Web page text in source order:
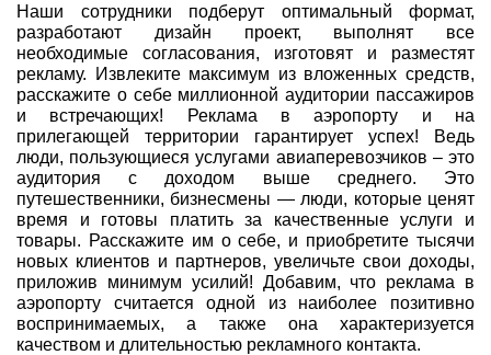
Наши сотрудники подберут оптимальный формат,
разработают дизайн проект, выполнят все
необходимые согласования, изготовят и разместят
рекламу. Извлеките максимум из вложенных средств,
расскажите о себе миллионной аудитории пассажиров
и встречающих! Реклама в аэропорту и на
прилегающей территории гарантирует успех! Ведь
люди, пользующиеся услугами авиаперевозчиков – это
аудитория с доходом выше среднего. Это
путешественники, бизнесмены — люди, которые ценят
время и готовы платить за качественные услуги и
товары. Расскажите им о себе, и приобретите тысячи
новых клиентов и партнеров, увеличьте свои доходы,
приложив минимум усилий! Добавим, что реклама в
аэропорту считается одной из наиболее позитивно
воспринимаемых, а также она характеризуется
качеством и длительностью рекламного контакта.